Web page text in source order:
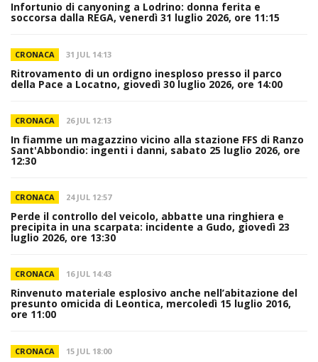
Infortunio di canyoning a Lodrino: donna ferita e
soccorsa dalla REGA, venerdì 31 luglio 2026, ore 11:15
CRONACA 31 JUL 14:13
Ritrovamento di un ordigno inesploso presso il parco
della Pace a Locatno, giovedì 30 luglio 2026, ore 14:00
CRONACA 26 JUL 12:13
In fiamme un magazzino vicino alla stazione FFS di Ranzo
Sant'Abbondio: ingenti i danni, sabato 25 luglio 2026, ore
12:30
CRONACA 24 JUL 12:57
Perde il controllo del veicolo, abbatte una ringhiera e
precipita in una scarpata: incidente a Gudo, giovedì 23
luglio 2026, ore 13:30
CRONACA 16 JUL 14:43
Rinvenuto materiale esplosivo anche nell’abitazione del
presunto omicida di Leontica, mercoledì 15 luglio 2016,
ore 11:00
CRONACA 15 JUL 18:00